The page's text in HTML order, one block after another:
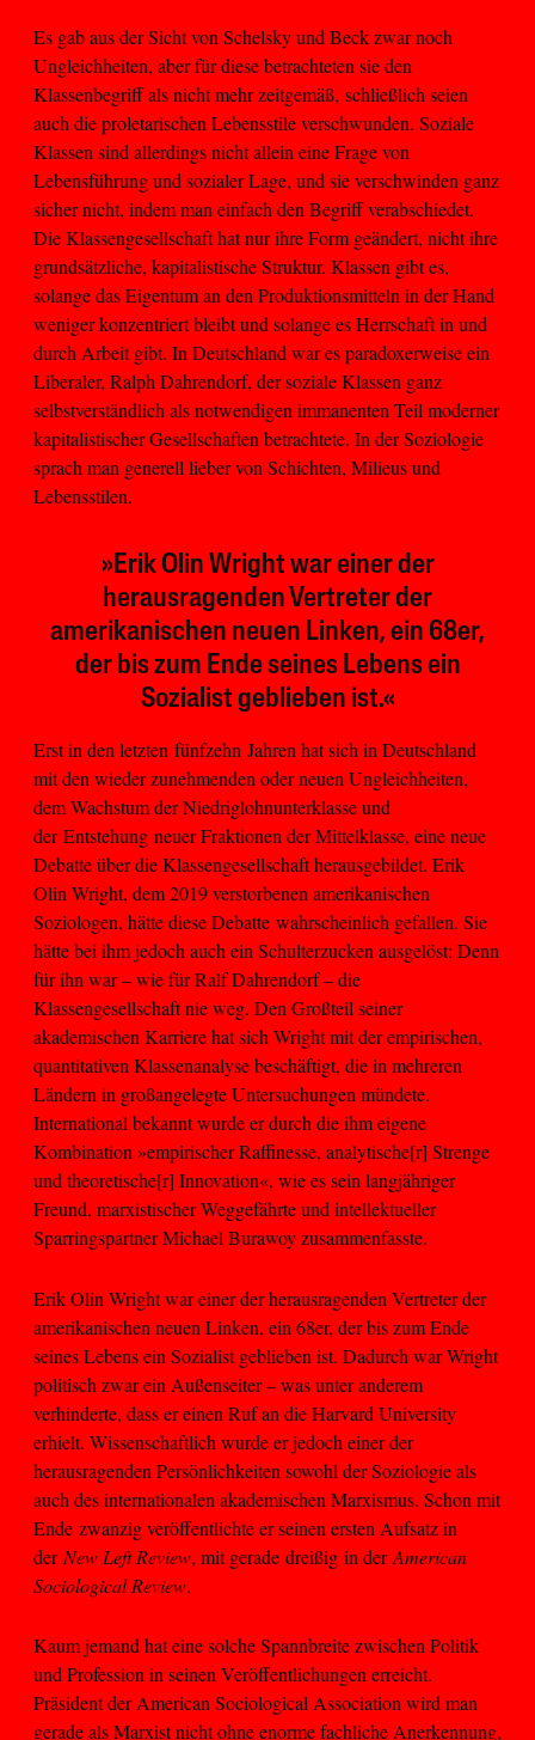
Es gab aus der Sicht von Schelsky und Beck zwar noch
Ungleichheiten, aber für diese betrachteten sie den
Klassenbegriff als nicht mehr zeitgemäß, schließlich seien
auch die proletarischen Lebensstile verschwunden. Soziale
Klassen sind allerdings nicht allein eine Frage von
Lebensführung und sozialer Lage, und sie verschwinden ganz
sicher nicht, indem man einfach den Begriff verabschiedet.
Die Klassengesellschaft hat nur ihre Form geändert, nicht ihre
grundsätzliche, kapitalistische Struktur. Klassen gibt es,
solange das Eigentum an den Produktionsmitteln in der Hand
weniger konzentriert bleibt und solange es Herrschaft in und
durch Arbeit gibt. In Deutschland war es paradoxerweise ein
Liberaler, Ralph Dahrendorf, der soziale Klassen ganz
selbstverständlich als notwendigen immanenten Teil moderner
kapitalistischer Gesellschaften betrachtete. In der Soziologie
sprach man generell lieber von Schichten, Milieus und
Lebensstilen.
»Erik Olin Wright war einer der
herausragenden Vertreter der
amerikanischen neuen Linken, ein 68er,
der bis zum Ende seines Lebens ein
Sozialist geblieben ist.«
Erst in den letzten fünfzehn Jahren hat sich in Deutschland
mit den wieder zunehmenden oder neuen Ungleichheiten,
dem Wachstum der Niedriglohnunterklasse und
der Entstehung neuer Fraktionen der Mittelklasse, eine neue
Debatte über die Klassengesellschaft herausgebildet. Erik
Olin Wright, dem 2019 verstorbenen amerikanischen
Soziologen, hätte diese Debatte wahrscheinlich gefallen. Sie
hätte bei ihm jedoch auch ein Schulterzucken ausgelöst: Denn
für ihn war – wie für Ralf Dahrendorf – die
Klassengesellschaft nie weg. Den Großteil seiner
akademischen Karriere hat sich Wright mit der empirischen,
quantitativen Klassenanalyse beschäftigt, die in mehreren
Ländern in großangelegte Untersuchungen mündete.
International bekannt wurde er durch die ihm eigene
Kombination »empirischer Raffinesse, analytische[r] Strenge
und theoretische[r] Innovation«, wie es sein langjähriger
Freund, marxistischer Weggefährte und intellektueller
Sparringspartner Michael Burawoy zusammenfasste.
Erik Olin Wright war einer der herausragenden Vertreter der
amerikanischen neuen Linken, ein 68er, der bis zum Ende
seines Lebens ein Sozialist geblieben ist. Dadurch war Wright
politisch zwar ein Außenseiter – was unter anderem
verhinderte, dass er einen Ruf an die Harvard University
erhielt. Wissenschaftlich wurde er jedoch einer der
herausragenden Persönlichkeiten sowohl der Soziologie als
auch des internationalen akademischen Marxismus. Schon mit
Ende zwanzig veröffentlichte er seinen ersten Aufsatz in
der New Left Review, mit gerade dreißig in derAmerican
Sociological Review.
Kaum jemand hat eine solche Spannbreite zwischen Politik
und Profession in seinen Veröffentlichungen erreicht.
Präsident der American Sociological Association wird man
gerade als Marxist nicht ohne enorme fachliche Anerkennung,